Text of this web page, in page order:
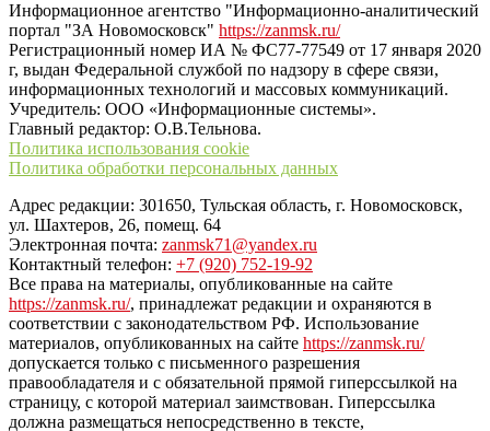
Информационное агентство "Информационно-аналитический
портал "ЗА Новомосковск" https://zanmsk.ru/
Регистрационный номер ИА № ФС77-77549 от 17 января 2020
г, выдан Федеральной службой по надзору в сфере связи,
информационных технологий и массовых коммуникаций.
Учредитель: ООО «Информационные системы».
Главный редактор: О.В.Тельнова.
Политика использования cookie
Политика обработки персональных данных
Адрес редакции: 301650, Тульская область, г. Новомосковск,
ул. Шахтеров, 26, помещ. 64
Электронная почта: zanmsk71@yandex.ru
Контактный телефон: +7 (920) 752-19-92
Все права на материалы, опубликованные на сайте
https://zanmsk.ru/, принадлежат редакции и охраняются в
соответствии с законодательством РФ. Использование
материалов, опубликованных на сайте https://zanmsk.ru/
допускается только с письменного разрешения
правообладателя и с обязательной прямой гиперссылкой на
страницу, с которой материал заимствован. Гиперссылка
должна размещаться непосредственно в тексте,